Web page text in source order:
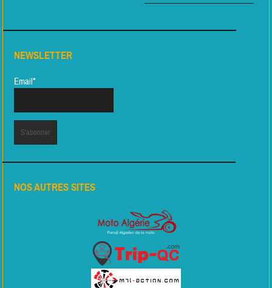
NEWSLETTER
Email*
NOS AUTRES SITES